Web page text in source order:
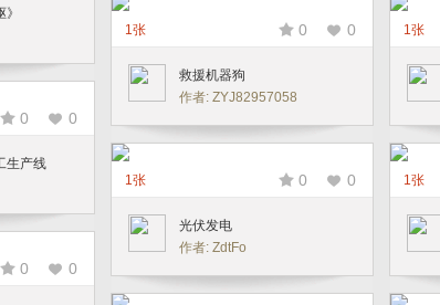
1张 0 0
救援机器狗
作者: ZYJ82957058
1张
0 0
生产线
1张 0 0
光伏发电
作者: ZdtFo
1张
0 0